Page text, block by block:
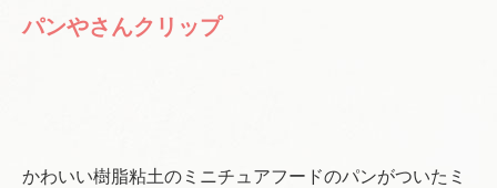
パンやさんクリップ
かわいい樹脂粘土のミニチュアフードのパンがついたミ